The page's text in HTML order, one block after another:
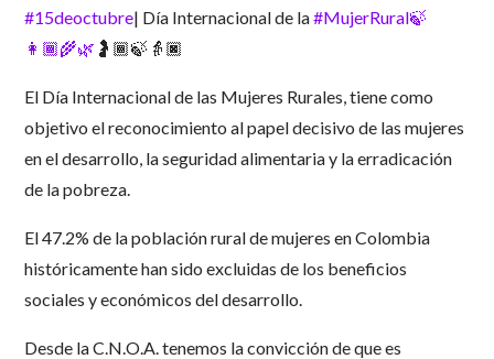
#15deoctubre| Día Internacional de la#MujerRural🍃
👩🏾‍🌾🌿 🤰🏾🍃👵🏿
El Día Internacional de las Mujeres Rurales, tiene como
objetivo el reconocimiento al papel decisivo de las mujeres
en el desarrollo, la seguridad alimentaria y la erradicación
de la pobreza.
El 47.2% de la población rural de mujeres en Colombia
históricamente han sido excluidas de los beneficios
sociales y económicos del desarrollo.
Desde la C.N.O.A. tenemos la convicción de que es